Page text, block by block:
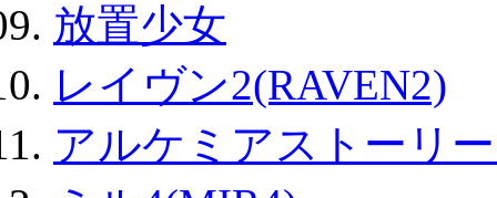
放置少女
レイヴン2(RAVEN2)
アルケミアストーリ